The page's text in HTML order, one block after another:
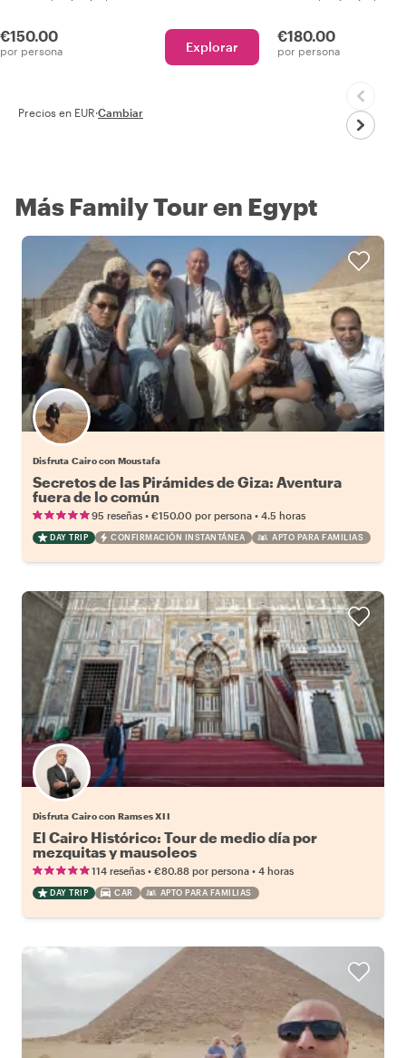
€150.00
por persona Explorar
€180.00
por persona
Precios en EUR·Cambiar
Más Family Tour en Egypt
Disfruta Cairo con Moustafa
Secretos de las Pirámides de Giza: Aventura
fuera de lo común
95 reseñas • €150.00 por persona • 4.5 horas
DAY TRIP CONFIRMACIÓN INSTANTÁNEA APTO PARA FAMILIAS
Disfruta Cairo con Ramses XII
El Cairo Histórico: Tour de medio día por
mezquitas y mausoleos
114 reseñas • €80.88 por persona • 4 horas
DAY TRIP CAR APTO PARA FAMILIAS